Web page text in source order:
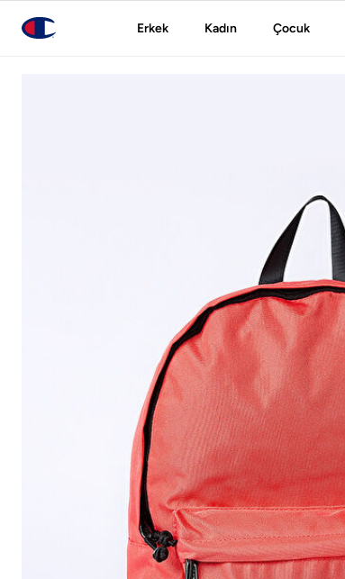
Erkek Kadın Çocuk